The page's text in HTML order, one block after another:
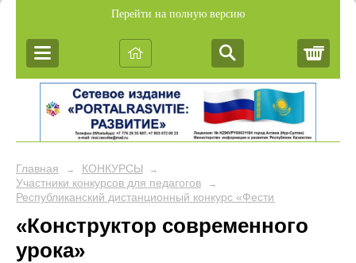
Перейти на полную версию
Главная → КОНКУРСЫ →
Участники конкурсов для педагогов →
Республиканский дистанционный конкурс «Фестиваль
«Конструктор современного
урока»